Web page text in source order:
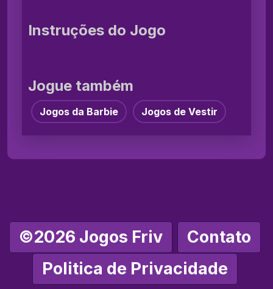
Instruções do Jogo
Jogue também
Jogos da Barbie Jogos de Vestir
©2026 Jogos Friv
Contato
Politica de Privacidade